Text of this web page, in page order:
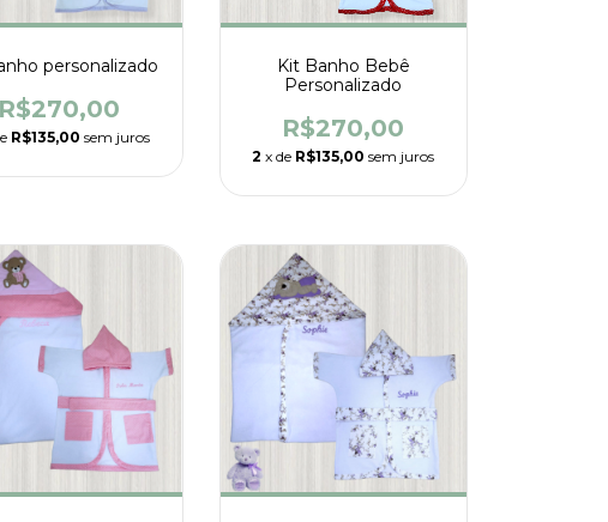
personalizado
R$270,00
R$135,00 sem juros
Kit Banho Bebê
Personalizado
R$270,00
2 x de R$135,00 sem juros